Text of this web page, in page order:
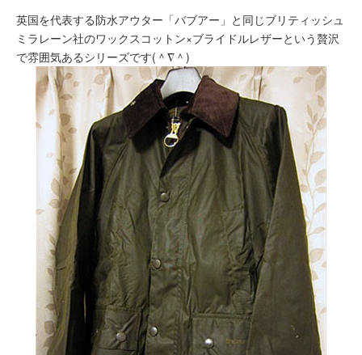
英国を代表する防水アウター「バブアー」と同じブリティッシュ
ミラレーン社のワックスコットン×ブライドルレザーという贅沢
で雰囲気あるシリーズです(＾∇＾)